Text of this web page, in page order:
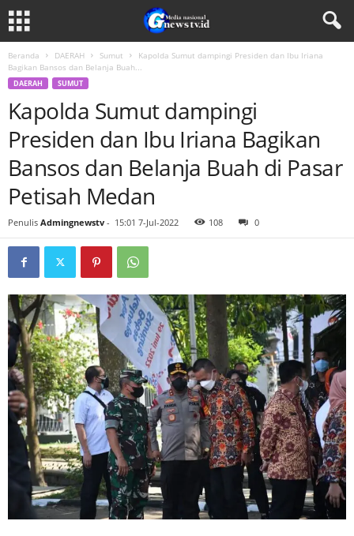
Beranda DAERAH Sumut
Kapolda Sumut dampingi Presiden dan Ibu Iriana
Bagikan Bansos dan Belanja Buah...
DAERAH SUMUT
Kapolda Sumut dampingi
Presiden dan Ibu Iriana Bagikan
Bansos dan Belanja Buah di Pasar
Petisah Medan
Penulis Admingnewstv - 15:01 7-Jul-2022 108 0